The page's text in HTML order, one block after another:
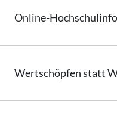
Online-
Wertschöpfen statt